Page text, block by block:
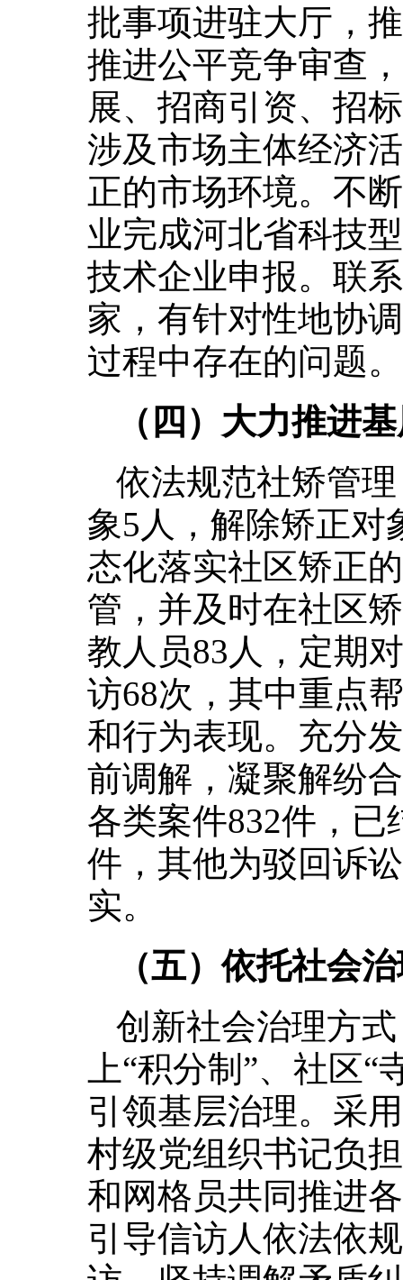
批事项进驻大厅，
推进公平竞争审查
展、招商引资、招
涉及市场主体经济
正的市场环境。不
业完成河北省科技
技术企业申报。联
家，有针对性地协
过程中存在的问题。
（四）大力推进
依法规范社矫管
象5人，解除矫正对
态化落实社区矫正
管，并及时在社区
教人员83人，定期
访68次，其中重点
和行为表现。充分
前调解，凝聚解纷
各类案件832件，已
件，其他为驳回诉
实。
（五）依托社会
创新社会治理方
上“积分制”、社区
引领基层治理。采
村级党组织书记负
和网格员共同推进
引导信访人依法依